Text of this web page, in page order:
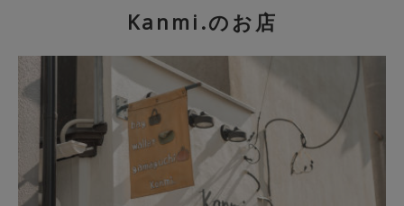
Kanmi.のお店